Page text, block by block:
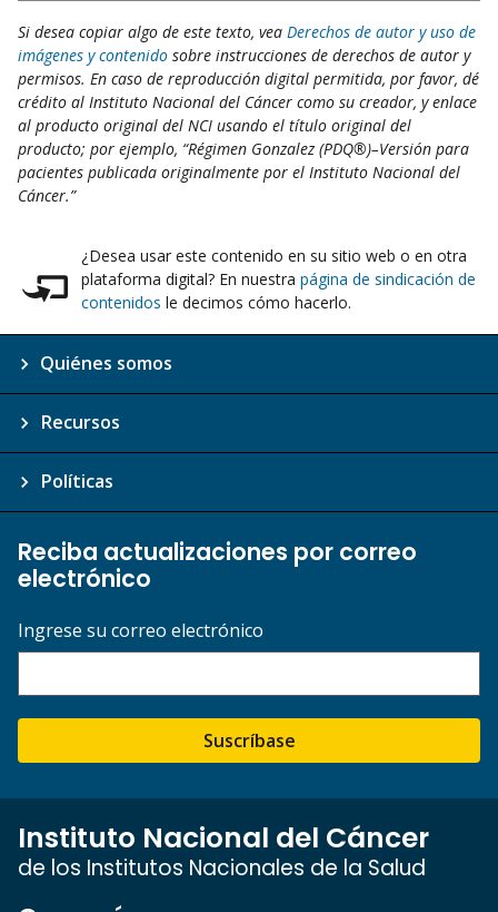
Si desea copiar algo de este texto, vea Derechos de autor y uso de
imágenes y contenido sobre instrucciones de derechos de autor y
permisos. En caso de reproducción digital permitida, por favor, dé
crédito al Instituto Nacional del Cáncer como su creador, y enlace
al producto original del NCI usando el título original del
producto; por ejemplo, “Régimen Gonzalez (PDQ®)–Versión para
pacientes publicada originalmente por el Instituto Nacional del
Cáncer.”
¿Desea usar este contenido en su sitio web o en otra
plataforma digital? En nuestra página de sindicación de
contenidos le decimos cómo hacerlo.
Quiénes somos
Recursos
Políticas
Reciba actualizaciones por correo
electrónico
Ingrese su correo electrónico
Suscríbase
Instituto Nacional del Cáncer
de los Institutos Nacionales de la Salud